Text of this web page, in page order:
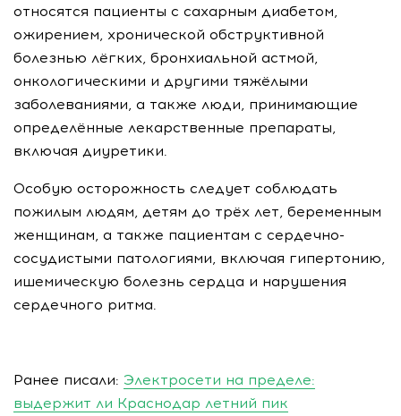
относятся пациенты с сахарным диабетом,
ожирением, хронической обструктивной
болезнью лёгких, бронхиальной астмой,
онкологическими и другими тяжёлыми
заболеваниями, а также люди, принимающие
определённые лекарственные препараты,
включая диуретики.
Особую осторожность следует соблюдать
пожилым людям, детям до трёх лет, беременным
женщинам, а также пациентам с сердечно-
сосудистыми патологиями, включая гипертонию,
ишемическую болезнь сердца и нарушения
сердечного ритма.
Ранее писали: Электросети на пределе:
выдержит ли Краснодар летний пик